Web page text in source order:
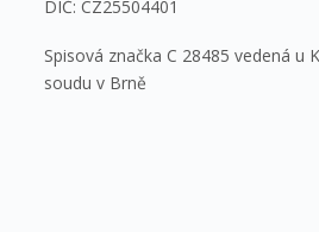
DIČ: CZ25504401
Spisová značka C 28485 vedená u
soudu v Brně